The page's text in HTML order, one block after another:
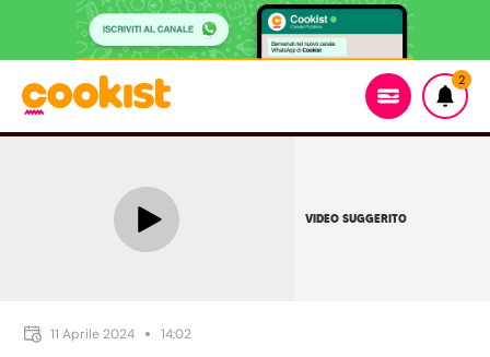
2
VIDEO SUGGERITO
11 Aprile 2024 14:02